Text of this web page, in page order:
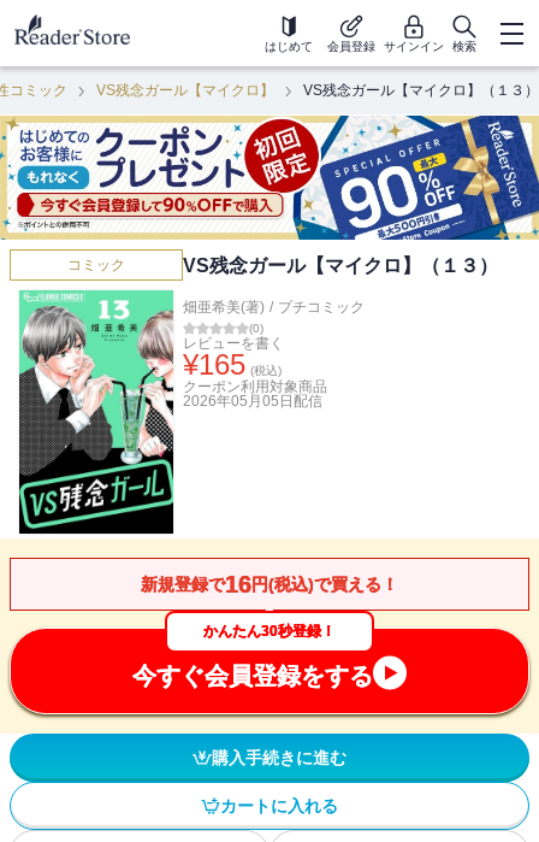
はじめて 会員登録 サインイン 検索
コミック VS残念ガール【マイクロ】 VS残念ガール【マイクロ】（１３）
コミック VS残念ガール【マイクロ】（１３）
畑亜希美(著) / プチコミック
(0)
レビューを書く
¥165 (税込)
クーポン利用対象商品
2026年05月05日 配信
新規登録で16円(税込)で買える！
かんたん30秒登録！
今すぐ会員登録をする
購入手続きに進む
カートに入れる